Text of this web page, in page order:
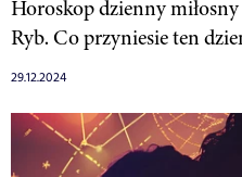
Horoskop dzienny
Ryb. Co przyniesie ten
29.12.2024